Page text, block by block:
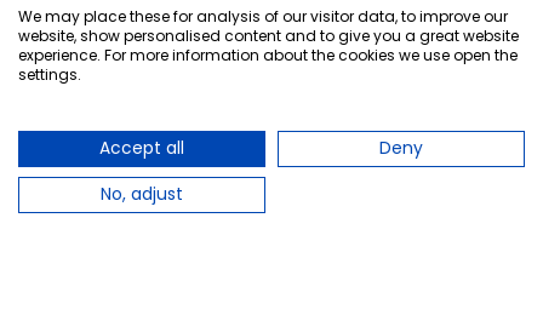
We may place these for analysis of our visitor data, to improve our
website, show personalised content and to give you a great website
experience. For more information about the cookies we use open the
settings.
Accept all
Deny
No, adjust